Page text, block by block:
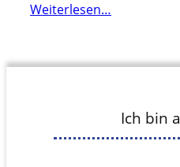
Weiterlesen…
Ich bin